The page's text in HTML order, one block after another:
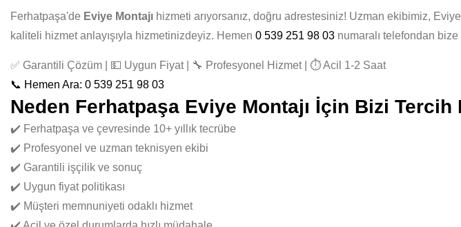
Ferhatpaşa'de Eviye Montajı hizmeti arıyorsanız, doğru adrestesiniz! Uzman ekibimiz,
kaliteli hizmet anlayışıyla hizmetinizdeyiz. Hemen 0 539 251 98 03 numaralı telefondan bize
✅ Garantili Çözüm | 💵 Uygun Fiyat | 🔧 Profesyonel Hizmet | ⏱️ Acil 1-2 Saat
📞 Hemen Ara: 0 539 251 98 03
Neden Ferhatpaşa Eviye Montajı İçin Bizi
✔️ Ferhatpaşa ve çevresinde 10+ yıllık tecrübe
✔️ Profesyonel ve uzman teknisyen ekibi
✔️ Garantili işçilik ve sonuç
✔️ Uygun fiyat politikası
✔️ Müşteri memnuniyeti odaklı hizmet